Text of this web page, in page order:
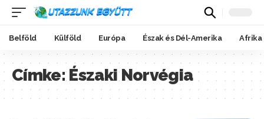
Belföld Külföld Európa Észak és Dél-Amerika Afrika
Címke:Északi Norvégia